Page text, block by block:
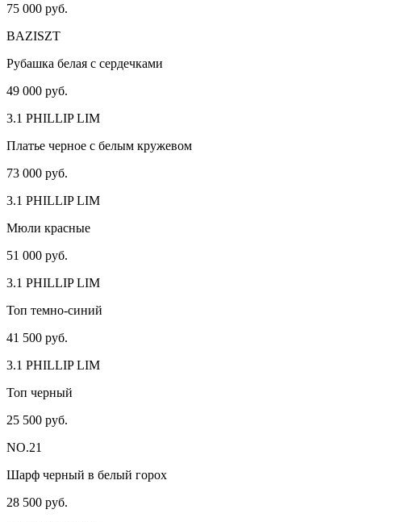
75 000 руб.
BAZISZT
Рубашка белая с сердечками
49 000 руб.
3.1 PHILLIP LIM
Платье черное с белым кружевом
73 000 руб.
3.1 PHILLIP LIM
Мюли красные
51 000 руб.
3.1 PHILLIP LIM
Топ темно-синий
41 500 руб.
3.1 PHILLIP LIM
Топ черный
25 500 руб.
NO.21
Шарф черный в белый горох
28 500 руб.